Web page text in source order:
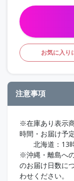
お気に入り
注意事項
※在庫あり表示
時間・お届け予
北海道：13時
※沖縄・離島へ
のお届け日数に
わせください。